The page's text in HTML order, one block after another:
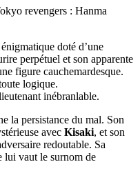
énigmatique doté d’une
perpétuel et son apparente
figure cauchemardesque.
logique.
inébranlable.
la persistance du mal. Son
avec Kisaki, et son
redoutable. Sa
lui vaut le surnom de